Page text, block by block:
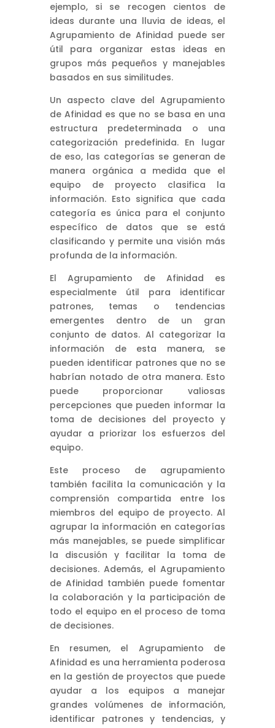
ejemplo, si se recogen cientos de
ideas durante una lluvia de ideas, el
Agrupamiento de Afinidad puede ser
útil para organizar estas ideas en
grupos más pequeños y manejables
basados en sus similitudes.
Un aspecto clave del Agrupamiento
de Afinidad es que no se basa en una
estructura predeterminada o una
categorización predefinida. En lugar
de eso, las categorías se generan de
manera orgánica a medida que el
equipo de proyecto clasifica la
información. Esto significa que cada
categoría es única para el conjunto
específico de datos que se está
clasificando y permite una visión más
profunda de la información.
El Agrupamiento de Afinidad es
especialmente útil para identificar
patrones, temas o tendencias
emergentes dentro de un gran
conjunto de datos. Al categorizar la
información de esta manera, se
pueden identificar patrones que no se
habrían notado de otra manera. Esto
puede proporcionar valiosas
percepciones que pueden informar la
toma de decisiones del proyecto y
ayudar a priorizar los esfuerzos del
equipo.
Este proceso de agrupamiento
también facilita la comunicación y la
comprensión compartida entre los
miembros del equipo de proyecto. Al
agrupar la información en categorías
más manejables, se puede simplificar
la discusión y facilitar la toma de
decisiones. Además, el Agrupamiento
de Afinidad también puede fomentar
la colaboración y la participación de
todo el equipo en el proceso de toma
de decisiones.
En resumen, el Agrupamiento de
Afinidad es una herramienta poderosa
en la gestión de proyectos que puede
ayudar a los equipos a manejar
grandes volúmenes de información,
identificar patrones y tendencias, y